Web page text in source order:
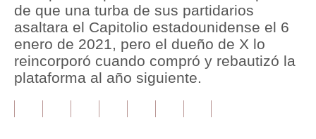
Política
Finanzas Personales
de que una turba de sus partidarios
asaltara el Capitolio estadounidense el 6
enero de 2021, pero el dueño de X lo
reincorporó cuando compró y rebautizó la
plataforma al año siguiente.